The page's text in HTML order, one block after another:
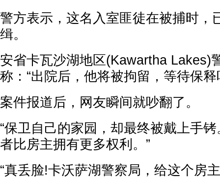
警方表示，这名入室匪徒在被捕时，
缉。
安省卡瓦沙湖地区(Kawartha Lakes)
称：“出院后，他将被拘留，等待保释
案件报道后，网友瞬间就吵翻了。
“保卫自己的家园，却最终被戴上手
者比房主拥有更多权利。”
“真丢脸!卡沃萨湖警察局，给这个房